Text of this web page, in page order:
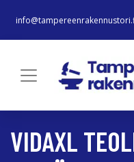
VIDAXL